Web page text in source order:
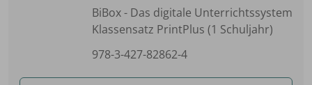
BiBox - Das digitale Unterrichtssystem
Klassensatz PrintPlus (1 Schuljahr)
978-3-427-82862-4